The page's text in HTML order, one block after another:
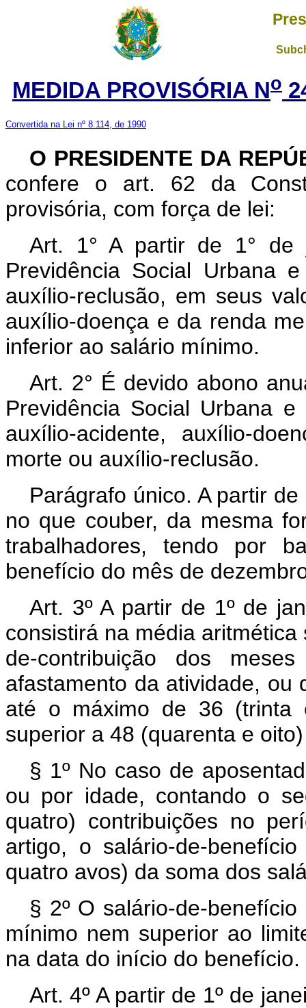
MEDIDA PROVISÓRIA No
Convertida na Lei nº 8.114, de 1990
O PRESIDENTE DA
confere o art. 62 da
provisória, com força de lei:
Art. 1° A partir de 1° de
Previdência Social Urbana
auxílio-reclusão, em seus
auxílio-doença e da renda
inferior ao salário mínimo.
Art. 2° É devido abono
Previdência Social Urbana
auxílio-acidente, auxílio-
morte ou auxílio-reclusão.
Parágrafo único. A partir
no que couber, da mesma
trabalhadores, tendo por
benefício do mês de
Art. 3º A partir de 1º de
consistirá na média
de-contribuição dos
afastamento da atividade, ou
até o máximo de 36 (trinta
superior a 48 (quarenta e
§ 1º No caso de
ou por idade, contando o
quatro) contribuições no
artigo, o salário-de-
quatro avos) da soma dos
§ 2º O salário-de-
mínimo nem superior ao
na data do início do benefício.
Art. 4º A partir de 1º de